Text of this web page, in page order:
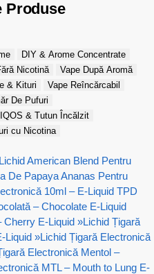
Produse
DIY & Arome Concentrate
Nicotină
Vape După Aromă
& Kituri
Vape Reîncărcabil
De Pufuri
IQOS & Tutun Încălzit
cu Nicotina
Lichid American Blend Pentru
De Papaya Ananas Pentru
10ml – E-Liquid TPD
– Chocolate E-Liquid
Cherry E-Liquid »Lichid Țigară
Liquid »Lichid Țigară Electronică
Electronică Mentol –
MTL – Mouth to Lung E-